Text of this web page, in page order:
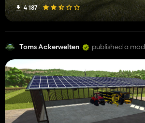
4 187
Toms Ackerwelten published a mod